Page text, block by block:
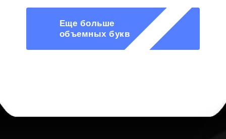
Еще больше
объемных букв